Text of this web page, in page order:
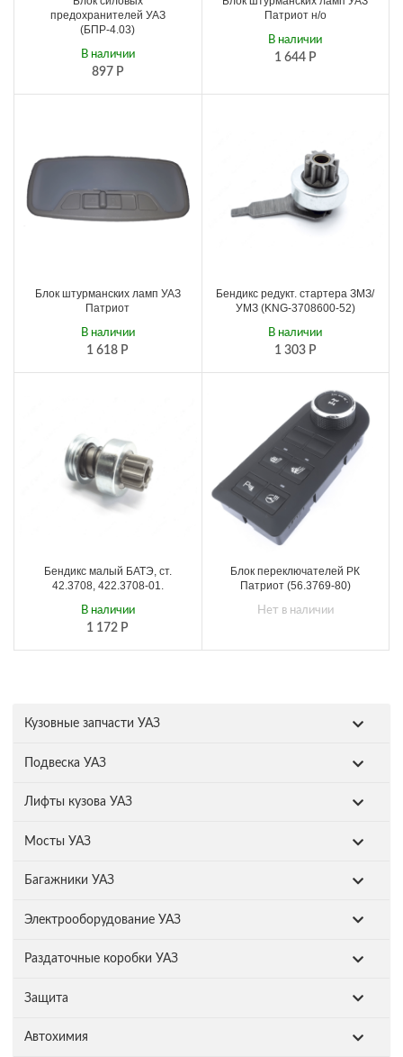
Кузовные запчасти УАЗ
Подвеска УАЗ
Лифты кузова УАЗ
Мосты УАЗ
Багажники УАЗ
Электрооборудование УАЗ
Раздаточные коробки УАЗ
Защита
Автохимия
предохранителей УАЗ
(БПР-4.03)
897 Р
В наличии
Патриот н/о
1 644 Р
В наличии
Блок штурманских ламп УАЗ
Патриот
1 618 Р
В наличии
Бендикс редукт. стартера ЗМЗ/
УМЗ (KNG-3708600-52)
1 303 Р
В наличии
Бендикс малый БАТЭ, ст.
42.3708, 422.3708-01.
1 172 Р
В наличии
Блок переключателей РК
Патриот (56.3769-80)
Нет в наличии